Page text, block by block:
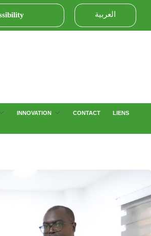
العربية
INNOVATION CONTACT LIENS